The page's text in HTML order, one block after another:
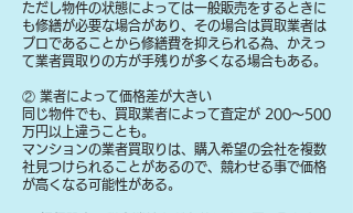
ただし物件の状態によっては一般販売をするときに
も修繕が必要な場合があり、その場合は買取業者は
プロであることから修繕費を抑えられる為、かえっ
て業者買取りの方が手残りが多くなる場合もある。
② 業者によって価格差が大きい
同じ物件でも、買取業者によって査定が 200〜500
万円以上違うことも。
マンションの業者買取りは、購入希望の会社を複数
社見つけられることがあるので、競わせる事で価格
が高くなる可能性がある。